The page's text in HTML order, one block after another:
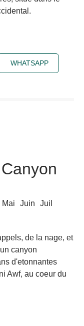
WHATSAPP
Mai Juin
Juil
de la nage, et
canyon
d'etonnantes
Awf, au coeur du